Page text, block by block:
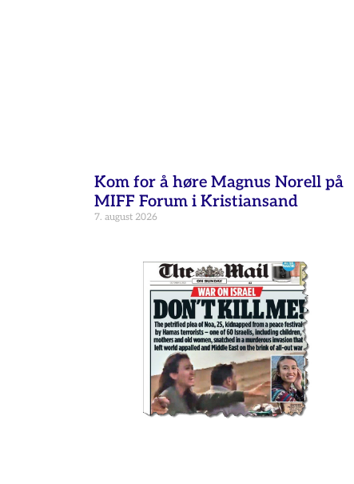
Kom for å høre Magnus Norell på
MIFF Forum i Kristiansand
7. august 2026